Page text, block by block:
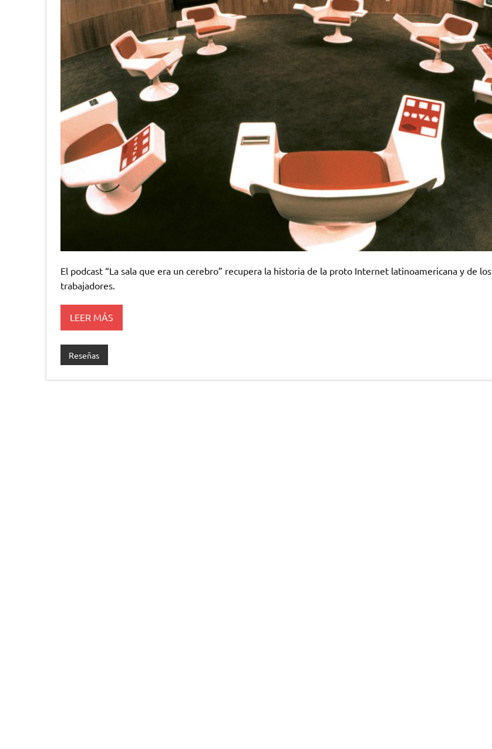
El podcast “La sala que era un cerebro” recupera la historia de la proto Internet latinoamericana y de los
trabajadores.
LEER MÁS
Reseñas